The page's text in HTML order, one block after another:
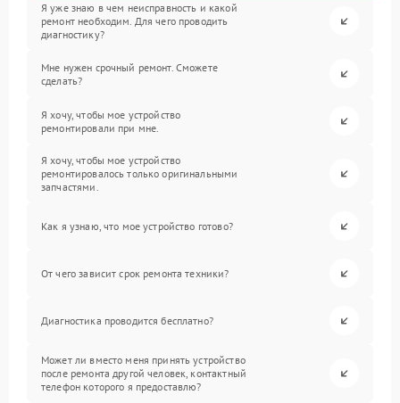
Я уже знаю в чем неисправность и какой
ремонт необходим. Для чего проводить
диагностику?
Мне нужен срочный ремонт. Сможете
сделать?
Я хочу, чтобы мое устройство
ремонтировали при мне.
Я хочу, чтобы мое устройство
ремонтировалось только оригинальными
запчастями.
Как я узнаю, что мое устройство готово?
От чего зависит срок ремонта техники?
Диагностика проводится бесплатно?
Может ли вместо меня принять устройство
после ремонта другой человек, контактный
телефон которого я предоставлю?